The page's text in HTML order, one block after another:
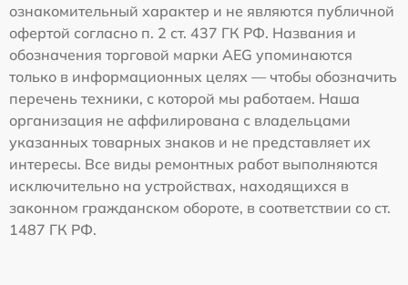
ознакомительный характер и не являются публичной
офертой согласно п. 2 ст. 437 ГК РФ. Названия и
обозначения торговой марки AEG упоминаются
только в информационных целях — чтобы обозначить
перечень техники, с которой мы работаем. Наша
организация не аффилирована с владельцами
указанных товарных знаков и не представляет их
интересы. Все виды ремонтных работ выполняются
исключительно на устройствах, находящихся в
законном гражданском обороте, в соответствии со ст.
1487 ГК РФ.